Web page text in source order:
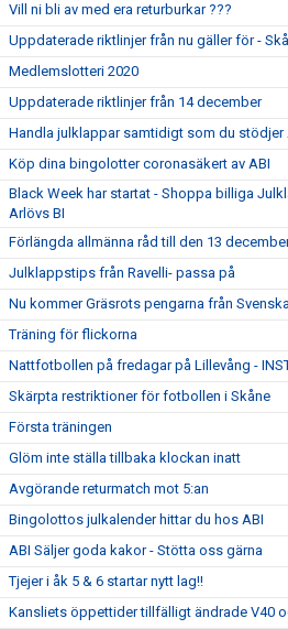
Vill ni bli av med era returburkar ???
Uppdaterade riktlinjer från nu gäller för -
Medlemslotteri 2020
Uppdaterade riktlinjer från 14 december
Handla julklappar samtidigt som du stödjer
Köp dina bingolotter coronasäkert av ABI
Black Week har startat - Shoppa billiga
Arlövs BI
Förlängda allmänna råd till den 13
Julklappstips från Ravelli- passa på
Nu kommer Gräsrots pengarna från
Träning för flickorna
Nattfotbollen på fredagar på Lillevång -
Skärpta restriktioner för fotbollen i Skåne
Första träningen
Glöm inte ställa tillbaka klockan inatt
Avgörande returmatch mot 5:an
Bingolottos julkalender hittar du hos ABI
ABI Säljer goda kakor - Stötta oss gärna
Tjejer i åk 5 & 6 startar nytt lag!!
Kansliets öppettider tillfälligt ändrade V40